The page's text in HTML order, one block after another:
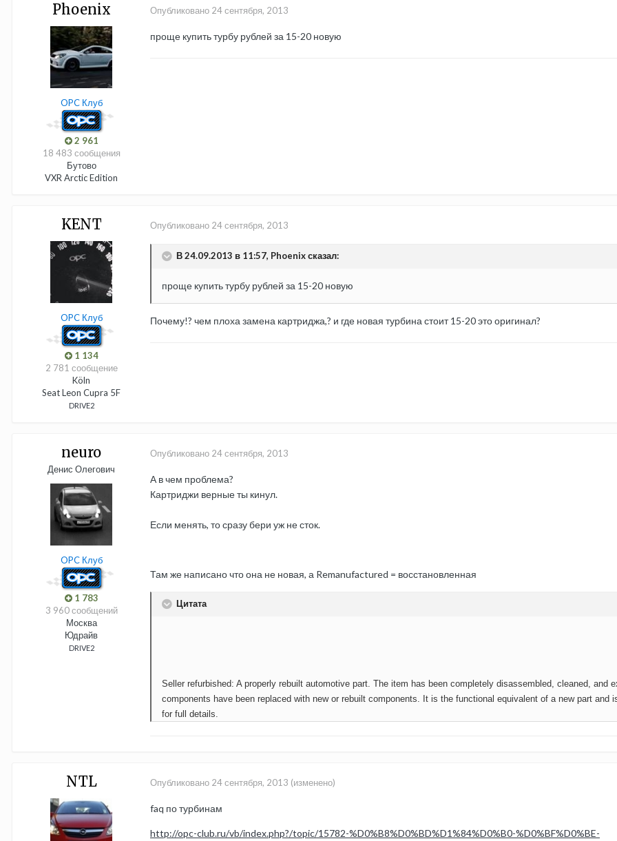
Phoenix
OPC Клуб
2 961
18 483 сообщения
Бутово
VXR Arctic Edition
Опубликовано 24 сентября, 2013
проще купить турбу рублей за 15-20 новую
KENT
OPC Клуб
1 134
2 781 сообщение
Köln
Seat Leon Cupra 5F
DRIVE2
Опубликовано 24 сентября, 2013
В 24.09.2013 в 11:57, Phoenix сказал:
проще купить турбу рублей за 15-20 новую
Почему!? чем плоха замена картриджа,? и где новая турбина стоит 15-20 это оригинал?
neuro
Денис Олегович
OPC Клуб
1 783
3 960 сообщений
Москва
Юдрайв
DRIVE2
Опубликовано 24 сентября, 2013
А в чем проблема?
Картриджи верные ты кинул.
Если менять, то сразу бери уж не сток.
Там же написано что она не новая, а Remanufactured = восстановленная
Цитата
Seller refurbished: A properly rebuilt automotive part. The item has been completely disassembled, cleaned, and
components have been replaced with new or rebuilt components. It is the functional equivalent of a new part
for full details.
NTL Опубликовано 24 сентября, 2013 (изменено)
faq по турбинам
http://opc-club.ru/vb/index.php?/topic/15782-%D0%B8%D0%BD%D1%84%D0%B0-%D0%BF%D0%BE-